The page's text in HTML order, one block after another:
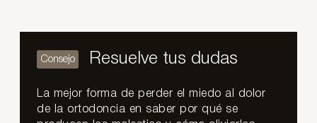
Resuelve tus dudas
La mejor forma de perder el miedo al dolor
de la ortodoncia en saber por qué se